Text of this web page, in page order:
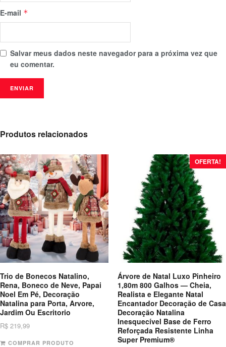
E-mail *
Salvar meus dados neste navegador para a próxima vez que
eu comentar.
Produtos relacionados
Trio de Bonecos Natalino,
Rena, Boneco de Neve, Papai
Noel Em Pé, Decoração
Natalina para Porta, Arvore,
Jardim Ou Escritorio
R$ 219,99
COMPRAR PRODUTO
OFERTA!
Árvore de Natal Luxo Pinheiro
1,80m 800 Galhos — Cheia,
Realista e Elegante Natal
Encantador Decoração de Casa
Decoração Natalina
Inesquecível Base de Ferro
Reforçada Resistente Linha
Super Premium®